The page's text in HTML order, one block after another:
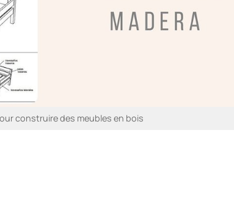
construire des meubles en bois